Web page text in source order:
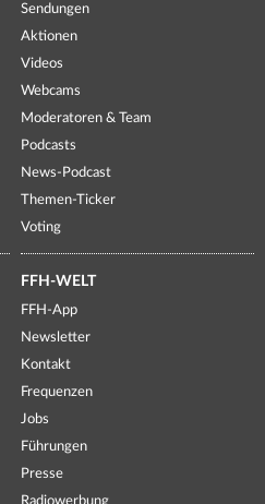
Sendungen
Aktionen
Videos
Webcams
Moderatoren & Team
Podcasts
News-Podcast
Themen-Ticker
Voting
FFH-WELT
FFH-App
Newsletter
Kontakt
Frequenzen
Jobs
Führungen
Presse
Radiowerbung